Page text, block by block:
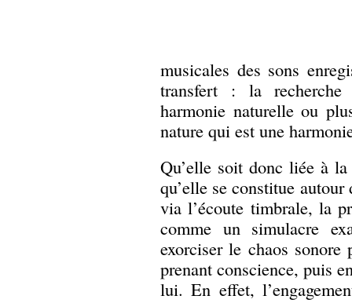
musicales des sons
transfert : la recherche
harmonie naturelle ou
nature qui est une
Qu’elle soit donc liée à
qu’elle se constitue
via l’écoute timbrale, la
comme un simulacre
exorciser le chaos sonore
prenant conscience, puis
lui. En effet,